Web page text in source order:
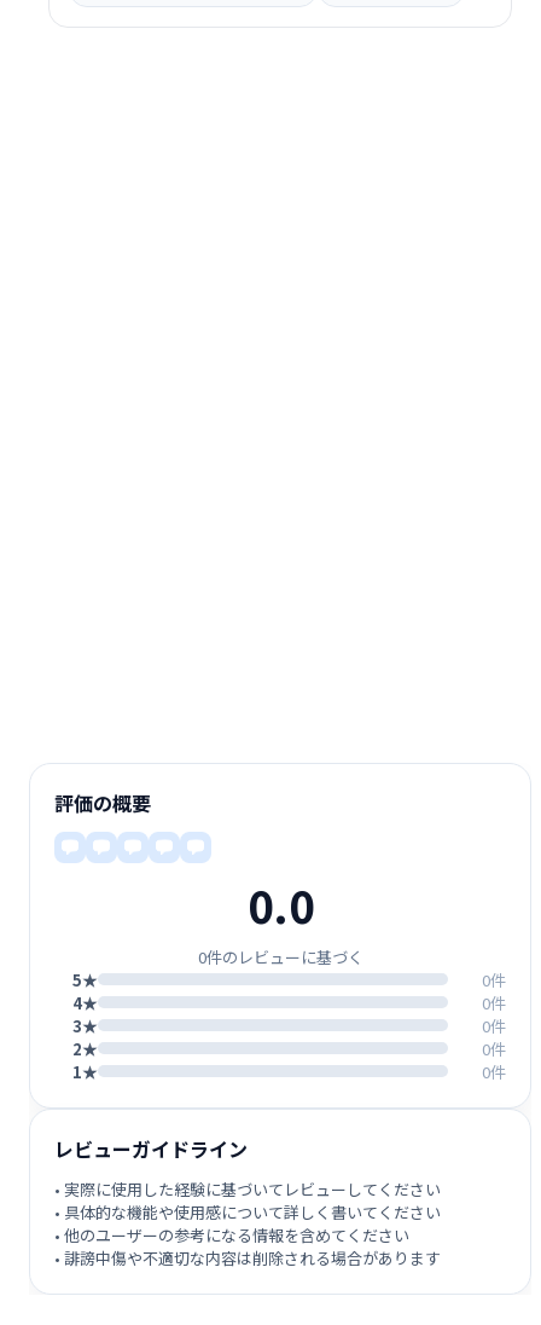
評価の概要
0.0
0件のレビューに基づく
5★
0件
4★
0件
3★
0件
2★
0件
1★
0件
レビューガイドライン
• 実際に使用した経験に基づいてレビューしてください
• 具体的な機能や使用感について詳しく書いてください
• 他のユーザーの参考になる情報を含めてください
• 誹謗中傷や不適切な内容は削除される場合があります